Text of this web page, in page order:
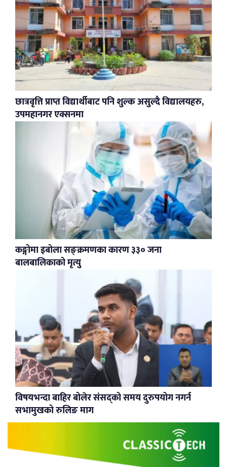
छात्रवृत्ति प्राप्त विद्यार्थीबाट पनि शुल्क असुल्दै विद्यालयहरु,
उपमहानगर एक्सनमा
कङ्गोमा इबोला सङ्क्रमणका कारण ३३० जना
बालबालिकाको मृत्यु
विषयभन्दा बाहिर बोलेर संसद्को समय दुरुपयोग नगर्न
सभामुखको रुलिङ माग